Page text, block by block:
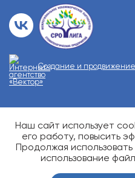
Создание и
О возможных
специалиста
Карта сайта
Наш сайт использует
его работу, повысить
Продолжая
использование